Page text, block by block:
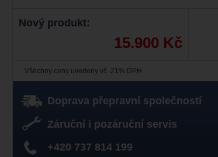
Nový produkt:
15.900 Kč
Všechny ceny uvedeny vč. 21% DPH
Doprava přepravní společností
Záruční i pozáruční servis
+420 737 814 199